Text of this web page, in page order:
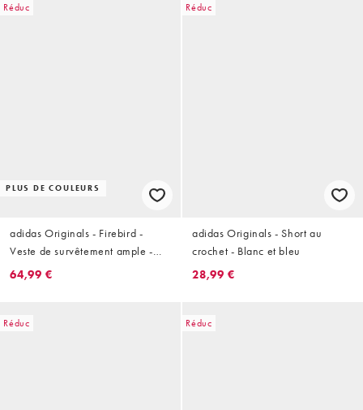
Réduc
PLUS DE COULEURS
adidas Originals - Firebird -
Veste de survêtement ample -
Bordeaux et jaune beurre
64,99 €
Réduc
adidas Originals - Short au
crochet - Blanc et bleu
28,99 €
Réduc Réduc